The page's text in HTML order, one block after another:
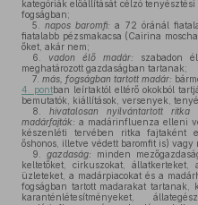
kategóriák előállítását célzó
fogságban;
5.
napos baromfi: a 72 óránál
fiatalabb pézsmakacsa (Cairina
őket, akár nem;
6.
vadon élő madár: szabadon
meghatározott gazdaságban tartanak;
7. más, fogságban tartott madár:
4. pontban leírtaktól eltérő okokból
bemutatók, kiállítások, versenyek,
8.
hivatalosan nyilvántartott
madárfajták: a madárinfluenza elleni
készenléti tervében ritka fajtaként
őshonos, illetve védett baromfit is) vagy
9.
gazdaság: minden
keltetőket, cirkuszokat, állatkerteket,
üzleteket, a madárpiacokat és a
fogságban tartott madarakat tartanak,
karanténlétesítményeket,